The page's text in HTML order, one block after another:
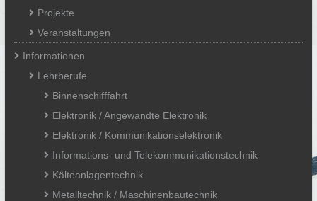
Projekte
Veranstaltungen
Informationen
Lehrberufe
Binnenschifffahrt
Elektronik / Angewandte Elektronik
Elektronik / Kommunikationselektronik
Informations- und Telekommunikationstechnik
Kälteanlagentechnik
Metalltechnik / Maschinenbautechnik